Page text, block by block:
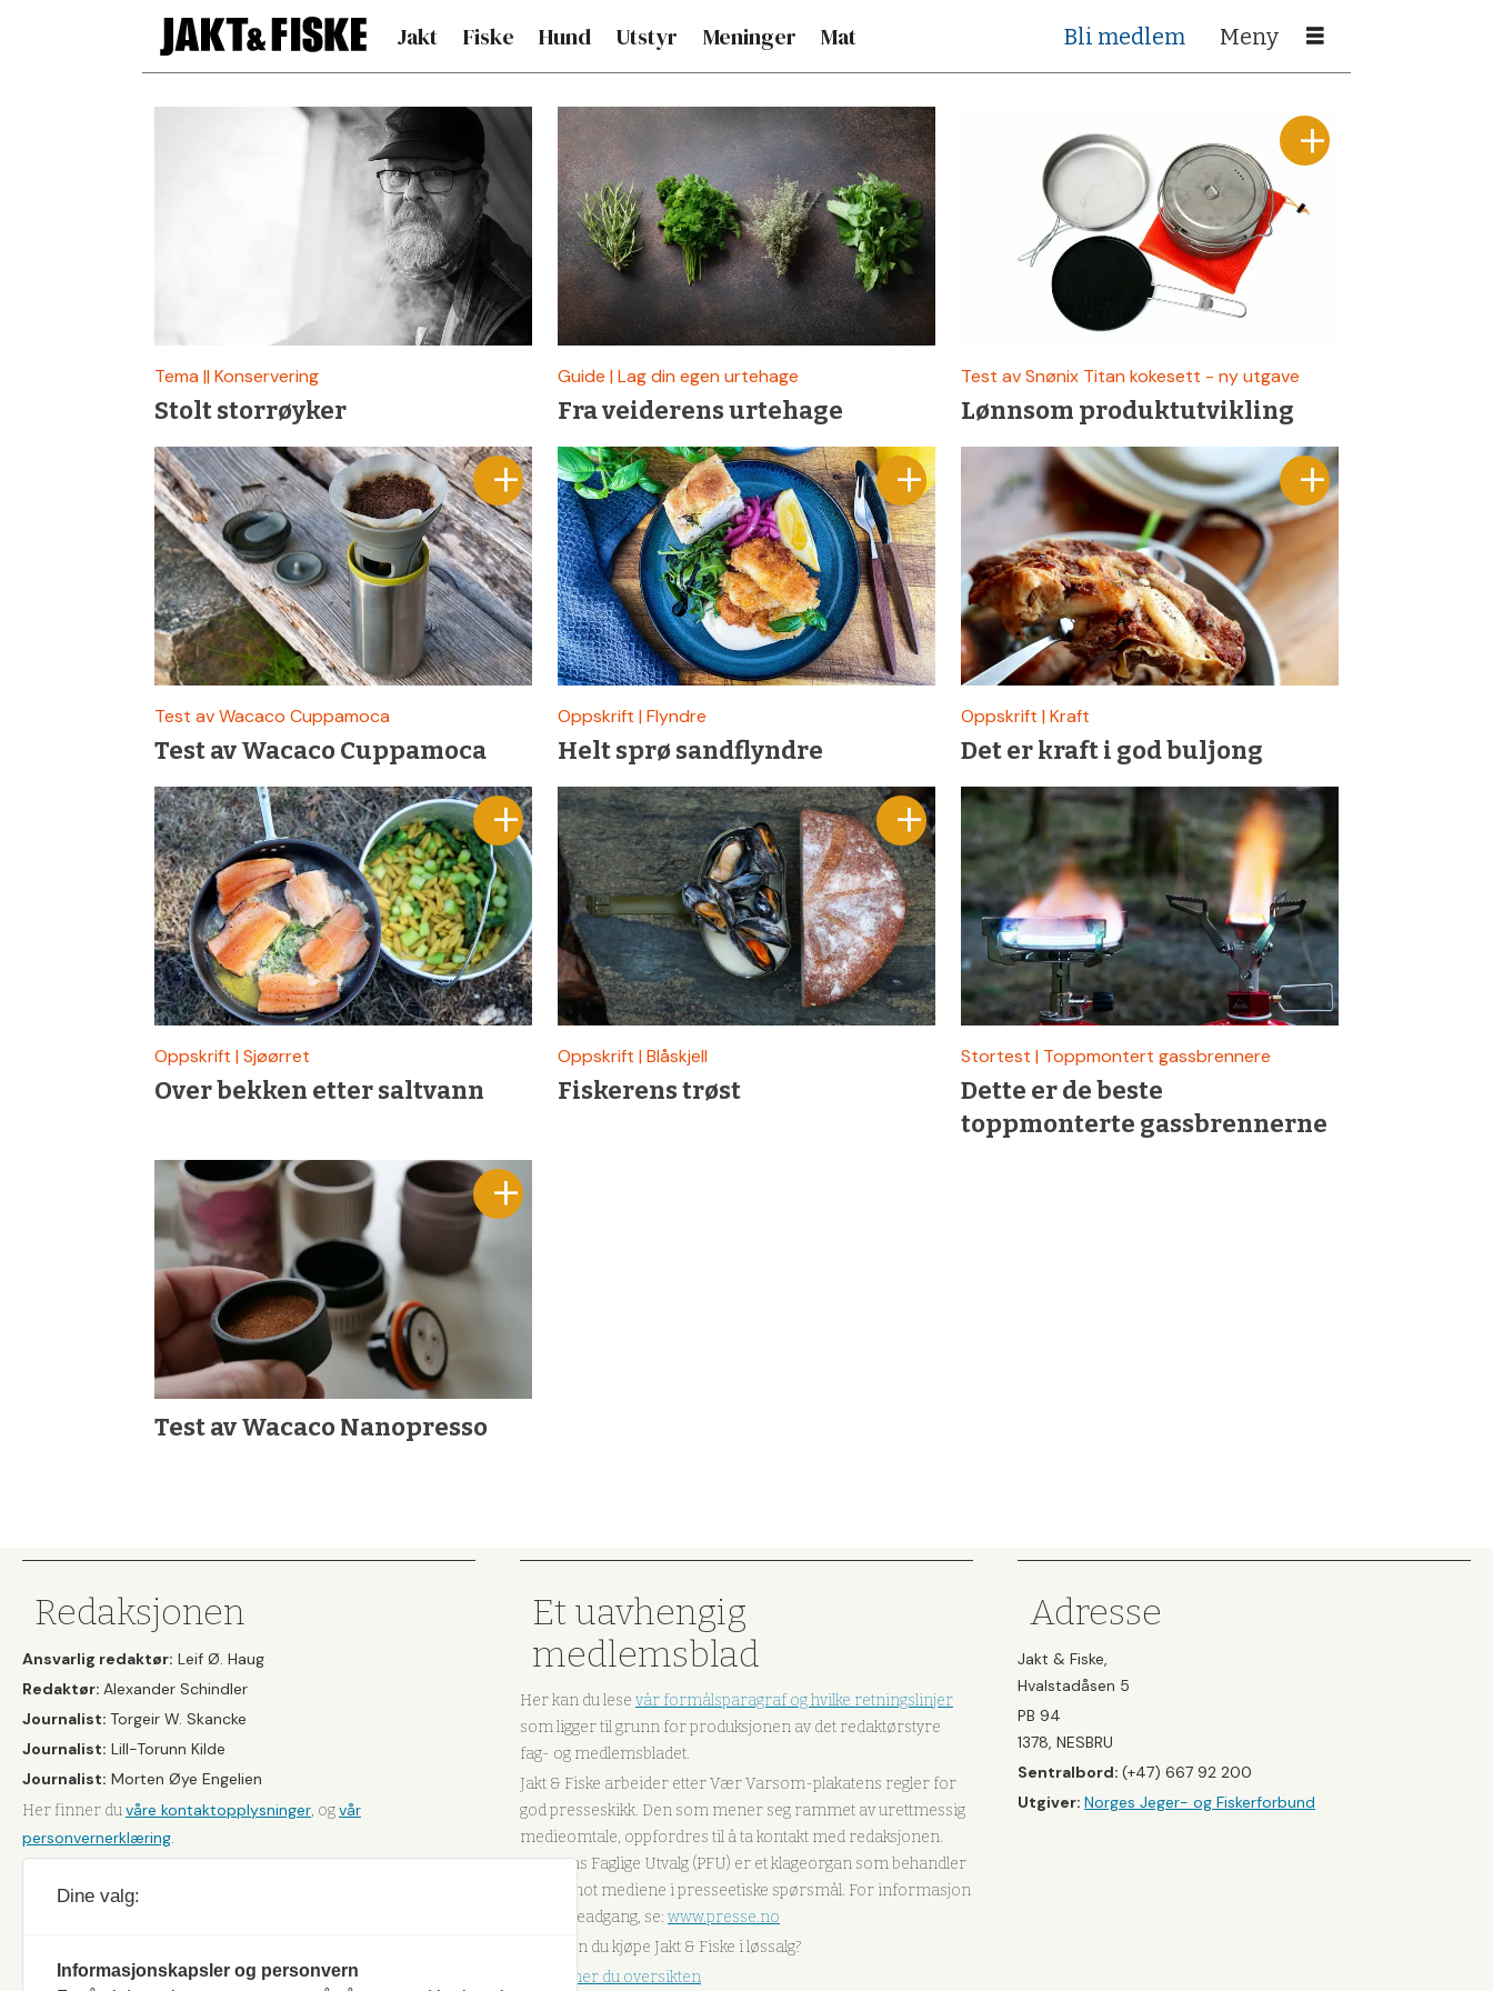
Jakt Fiske Hund Utstyr Meninger Mat Bli medlem
matlaging
Tema || Konservering
Stolt storrøyker
Guide | Lag din egen urtehage
Fra veiderens urtehage
Test av Snønix Titan kokesett - ny utgave
Lønnsom produktutvikling
Test av Wacaco Cuppamoca
Test av Wacaco Cuppamoca
Oppskrift | Flyndre
Helt sprø sandflyndre
Oppskrift | Kraft
Det er kraft i god buljong
Oppskrift | Sjøørret
Over bekken etter saltvann
Oppskrift | Blåskjell
Fiskerens trøst
Stortest | Toppmontert gassbrennere
Dette er de beste
toppmonterte gassbrennerne
Test av Wacaco Nanopresso
Redaksjonen
Ansvarlig redaktør: Leif Ø. Haug
Redaktør: Alexander Schindler
Journalist: Torgeir W. Skancke
Journalist: Lill-Torunn Kilde
Journalist: Morten Øye Engelien
Her finner duvåre kontaktopplysninger, ogvår
personvernerklæring.
Et uavhengig
medlemsblad
Her kan du lese vår formålsparagraf og hvilke retningslinjer
som ligger til grunn for produksjonen av det redaktørstyre
fag- og medlemsbladet.
Jakt & Fiske arbeider etter Vær Varsom-plakatens regler for
god presseskikk. Den som mener seg rammet av urettmessig
medieomtale, oppfordres til å ta kontakt med redaksjonen.
Pressens Faglige Utvalg (PFU) er et klageorgan som behandler
klager mot mediene i presseetiske spørsmål. For informasjon
om klageadgang, se: www.presse.no
Hvor kan du kjøpe Jakt & Fiske i løssalg?
Her finner du oversikten
Adresse
Jakt & Fiske,
Hvalstadåsen 5
PB 94
1378, NESBRU
Sentralbord: (+47) 667 92 200
Utgiver: Norges Jeger- og Fiskerforbund
Dine valg:
Informasjonskapsler og personvern